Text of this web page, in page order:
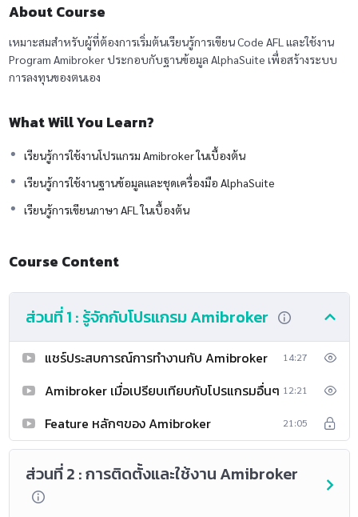
About Course
เหมาะสมสำหรับผู้ที่ต้องการเริ่มต้นเรียนรู้การเขียน Code AFL และใช้งาน
Program Amibroker ประกอบกับฐานข้อมูล AlphaSuite เพื่อสร้างระบบ
การลงทุนของตนเอง
What Will You Learn?
เรียนรู้การใช้งานโปรแกรม Amibroker ในเบื้องต้น
เรียนรู้การใช้งานฐานข้อมูลและชุดเครื่องมือ AlphaSuite
เรียนรู้การเขียนภาษา AFL ในเบื้องต้น
Course Content
ส่วนที่ 1 : รู้จักกับโปรแกรม Amibroker
แชร์ประสบการณ์การทำงานกับ Amibroker 14:27
Amibroker เมื่อเปรียบเทียบกับโปรแกรมอื่นๆ 12:21
Feature หลักๆของ Amibroker 21:05
ส่วนที่ 2 : การติดตั้งและใช้งาน Amibroker